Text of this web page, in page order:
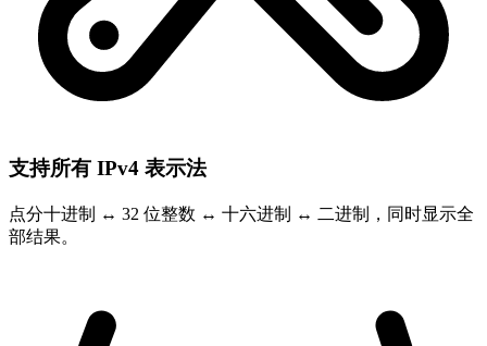
支持所有 IPv4 表示法
点分十进制 ↔ 32 位整数 ↔ 十六进制 ↔ 二进制，同时显示全
部结果。